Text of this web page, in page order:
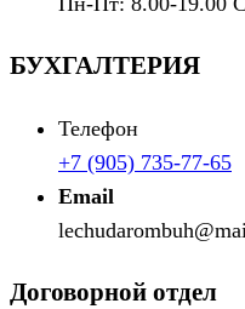
БУХГАЛТЕРИЯ
Телефон
+7 (905) 735-77-65
Email
Договорной отдел